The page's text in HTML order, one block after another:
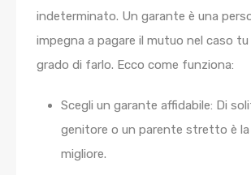
indeterminato. Un garante è una
impegna a pagare il mutuo nel caso
grado di farlo. Ecco come funziona:
Scegli un garante affidabile: Di
genitore o un parente stretto è
migliore.